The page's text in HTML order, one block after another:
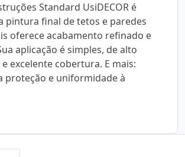
Standard UsiDECOR é
pintura final de tetos e paredes
oferece acabamento refinado e
aplicação é simples, de alto
excelente cobertura. E mais:
proteção e uniformidade à